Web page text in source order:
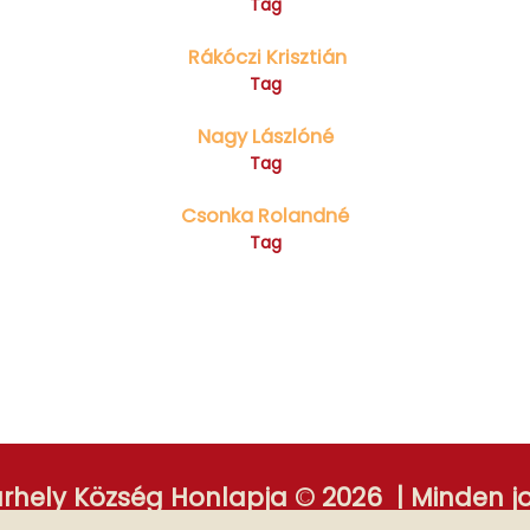
Tag
Rákóczi Krisztián
Tag
Nagy Lászlóné
Tag
Csonka Rolandné
Tag
Község Honlapja © 2026 | Minden